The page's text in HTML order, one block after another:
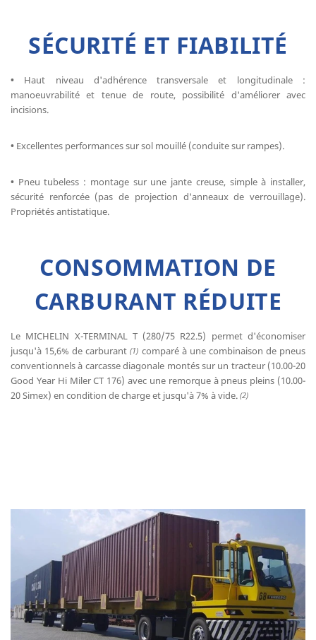
SÉCURITÉ ET FIABILITÉ
• Haut niveau d'adhérence transversale et longitudinale :
manoeuvrabilité et tenue de route, possibilité d'améliorer avec
incisions.
• Excellentes performances sur sol mouillé (conduite sur rampes).
• Pneu tubeless : montage sur une jante creuse, simple à installer,
sécurité renforcée (pas de projection d'anneaux de verrouillage).
Propriétés antistatique.
CONSOMMATION DE
CARBURANT RÉDUITE
Le MICHELIN X-TERMINAL T (280/75 R22.5) ​permet d'économiser
jusqu'à 15,6% de carburant(1) comparé à une combinaison de pneus
conventionnels à carcasse diagonale montés sur un tracteur (10.00-20
Good Year Hi Miler CT 176) avec une remorque à pneus pleins (10.00-
20 Simex) en condition de charge et jusqu'à 7% à vide. (2)